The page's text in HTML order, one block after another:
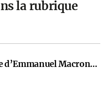
la rubrique
d’Emmanuel Macron…